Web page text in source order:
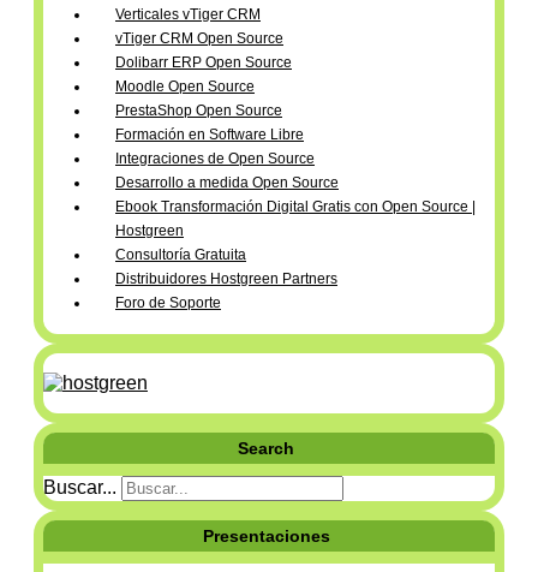
Verticales vTiger CRM
vTiger CRM Open Source
Dolibarr ERP Open Source
Moodle Open Source
PrestaShop Open Source
Formación en Software Libre
Integraciones de Open Source
Desarrollo a medida Open Source
Ebook Transformación Digital Gratis con Open Source |
Hostgreen
Consultoría Gratuita
Distribuidores Hostgreen Partners
Foro de Soporte
Search
Buscar...
Presentaciones